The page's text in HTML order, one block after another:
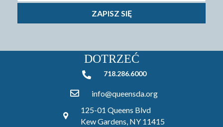
ZAPISZ SIĘ
DOTRZEĆ
718.286.6000718.286.6000
info@queensda.org
125-01 Queens Blvd
Kew Gardens, NY 11415